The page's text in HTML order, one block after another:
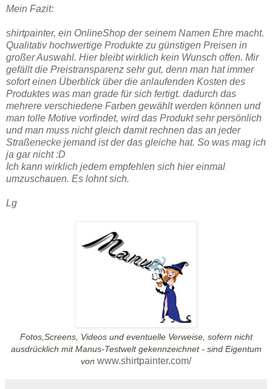
Mein Fazit:
shirtpainter, ein OnlineShop der seinem Namen Ehre macht.
Qualitativ hochwertige Produkte zu günstigen Preisen in
großer Auswahl. Hier bleibt wirklich kein Wunsch offen. Mir
gefällt die Preistransparenz sehr gut, denn man hat immer
sofort einen Überblick über die anlaufenden Kosten des
Produktes was man grade für sich fertigt. dadurch das
mehrere verschiedene Farben gewählt werden können und
man tolle Motive vorfindet, wird das Produkt sehr persönlich
und man muss nicht gleich damit rechnen das an jeder
Straßenecke jemand ist der das gleiche hat. So was mag ich
ja gar nicht :D
Ich kann wirklich jedem empfehlen sich hier einmal
umzuschauen. Es lohnt sich.
Lg
Fotos,Screens, Videos und eventuelle Verweise, sofern nicht
ausdrücklich mit Manus-Testwelt gekennzeichnet - sind Eigentum
von www.shirtpainter.com/